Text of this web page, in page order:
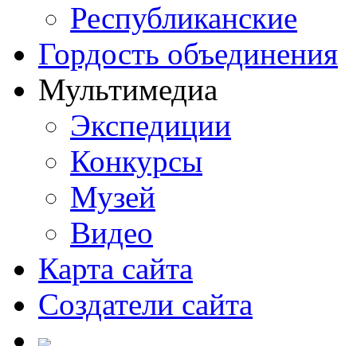
Республиканские
Гордость объединения
Мультимедиа
Экспедиции
Конкурсы
Музей
Видео
Карта сайта
Создатели сайта